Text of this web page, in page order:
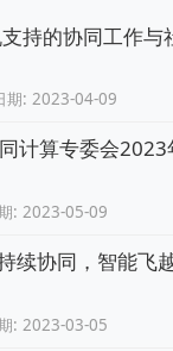
持的协同工作与
期: 2023-04-09
计算专委会2023
: 2023-05-09
续协同，智能飞
: 2023-03-05